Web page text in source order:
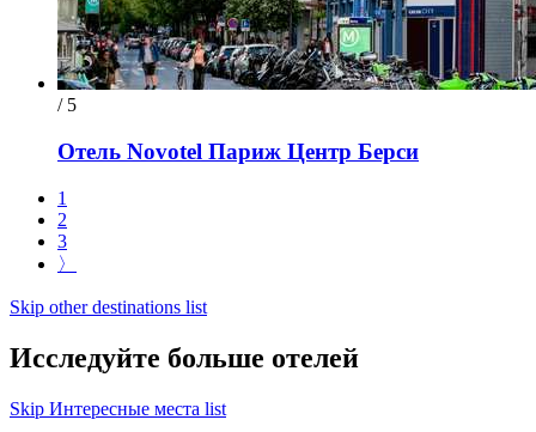
/ 5
Отель Novotel Париж Центр Берси
1
2
3
〉
Skip other destinations list
Исследуйте больше отелей
Skip Интересные места list